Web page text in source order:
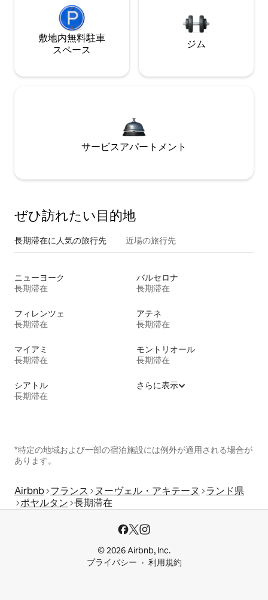
敷地内無料駐⁠車
ス⁠ペ⁠ー⁠ス
ジム
サービスアパートメント
ぜひ訪⁠れ⁠た⁠い目⁠的⁠地
長期滞在に人気の旅行先 近場の旅行先
ニューヨーク
長期滞在
バルセロナ
長期滞在
フィレンツェ
長期滞在
アテネ
長期滞在
マイアミ
長期滞在
モントリオール
長期滞在
シアトル
長期滞在
さらに表示
*特定の地域および一部の宿泊施設には例外が適用される場合が
あります。
Airbnb フランス ヌーヴェル・アキテーヌ
ランド県
ポヤルタン 長期滞在
© 2026 Airbnb, Inc.
プライバシー
利用規約